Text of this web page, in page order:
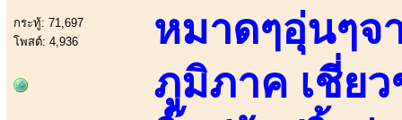
กระทู้: 71,697
โพสต์: 4,936
หมาดๆอุ่นๆจ
ภูมิภาค เชี่ย